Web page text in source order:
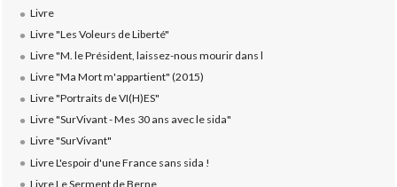
Livre
Livre "Les Voleurs de Liberté"
Livre "M. le Président, laissez-nous mourir dans l
Livre "Ma Mort m'appartient" (2015)
Livre "Portraits de VI(H)ES"
Livre "SurVivant - Mes 30 ans avec le sida"
Livre "SurVivant"
Livre L'espoir d'une France sans sida !
Livre Le Serment de Berne